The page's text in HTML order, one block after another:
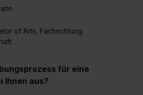
of Arts, Fachrichtung
für eine
Ihnen aus?